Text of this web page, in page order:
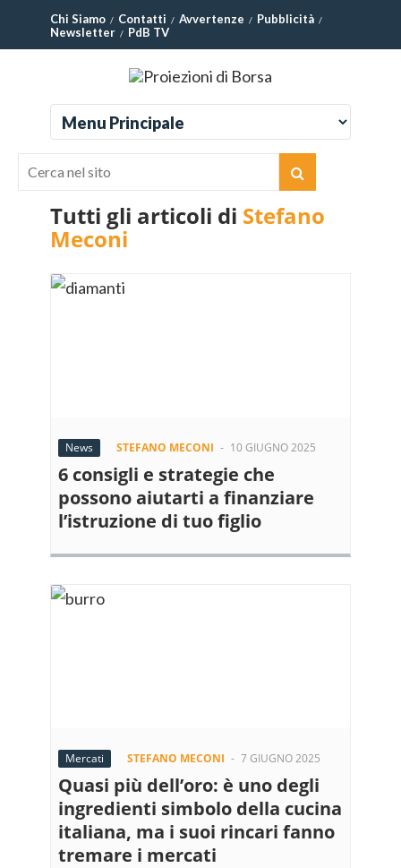
Chi Siamo Contatti Avvertenze
Pubblicità
Newsletter
PdB TV
Tutti gli articoli di Stefano
Meconi
News STEFANO MECONI - 10 GIUGNO 2025
6 consigli e strategie che
possono aiutarti a finanziare
l’istruzione di tuo figlio
Mercati STEFANO MECONI - 7 GIUGNO 2025
Quasi più dell’oro: è uno degli
ingredienti simbolo della cucina
italiana, ma i suoi rincari fanno
tremare i mercati